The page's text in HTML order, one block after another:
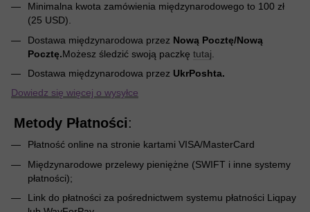
Minimalna kwota zamówienia międzynarodowego to 100 zł
(25 USD).
Dostawa międzynarodowa przez Nową Pocztę/Nową
Pocztę.Możesz śledzić swoją paczkę tutaj
Dostawa międzynarodowa przez UkrPoshta.
Dowiedz się więcej o wysyłce
Metody Płatności:
Płatność online na stronie kartami VISA/MasterCard
Międzynarodowe przelewy pieniężne (SWIFT i inne systemy
płatności);
Link do płatności za pośrednictwem systemu płatności Liqpay